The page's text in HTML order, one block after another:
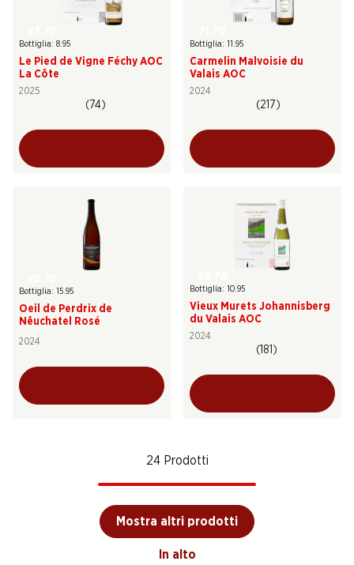
Bottiglia: 8.95
Le Pied de Vigne Féchy AOC
La Côte
2025
(74)
Bottiglia: 11.95
Carmelin Malvoisie du
Valais AOC
2024
(217)
Bottiglia: 15.95
Oeil de Perdrix de
Nêuchatel Rosé
2024
Bottiglia: 10.95
Vieux Murets Johannisberg
du Valais AOC
2024
(181)
24 Prodotti
Mostra altri prodotti
In alto